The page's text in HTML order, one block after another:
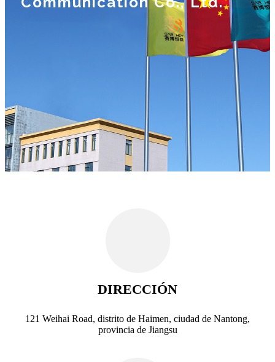
DIRECCIÓN
121 Weihai Road, distrito de Haimen, ciudad de Nantong,
provincia de Jiangsu